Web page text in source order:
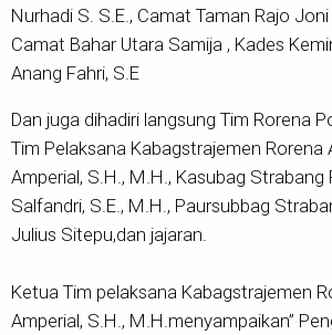
Nurhadi S. S.E., Camat Taman Rajo
Camat Bahar Utara Samija , Kades
Anang Fahri, S.E
Dan juga dihadiri langsung Tim Rorena
Tim Pelaksana Kabagstrajemen Rorena
Amperial, S.H., M.H., Kasubag Strabang
Salfandri, S.E., M.H., Paursubbag
Julius Sitepu,dan jajaran.
Ketua Tim pelaksana Kabagstrajemen
Amperial, S.H., M.H.menyampaikan”